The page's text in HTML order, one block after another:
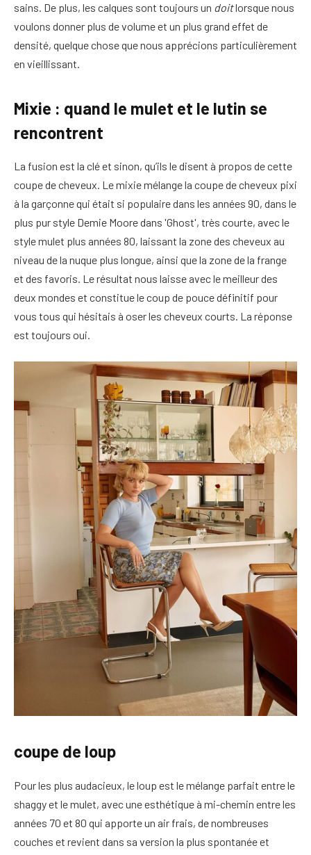
sains. De plus, les calques sont toujours un doitlorsque nous
voulons donner plus de volume et un plus grand effet de
densité, quelque chose que nous apprécions particulièrement
en vieillissant.
Mixie : quand le mulet et le lutin se
rencontrent
La fusion est la clé et sinon, qu’ils le disent à propos de cette
coupe de cheveux. Le mixie mélange la coupe de cheveux pixi
à la garçonne qui était si populaire dans les années 90, dans le
plus pur style Demie Moore dans 'Ghost', très courte, avec le
style mulet plus années 80, laissant la zone des cheveux au
niveau de la nuque plus longue, ainsi que la zone de la frange
et des favoris. Le résultat nous laisse avec le meilleur des
deux mondes et constitue le coup de pouce définitif pour
vous tous qui hésitais à oser les cheveux courts. La réponse
est toujours oui.
coupe de loup
Pour les plus audacieux, le loup est le mélange parfait entre le
shaggy et le mulet, avec une esthétique à mi-chemin entre les
années 70 et 80 qui apporte un air frais, de nombreuses
couches et revient dans sa version la plus spontanée et